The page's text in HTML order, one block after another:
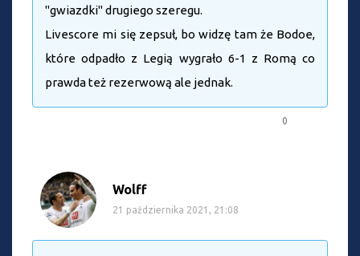
"gwiazdki" drugiego szeregu.
Livescore mi się zepsuł, bo widzę tam że Bodoe,
które odpadło z Legią wygrało 6-1 z Romą co
prawda też rezerwową ale jednak.
0
Wolff
21 października 2021, 21:08